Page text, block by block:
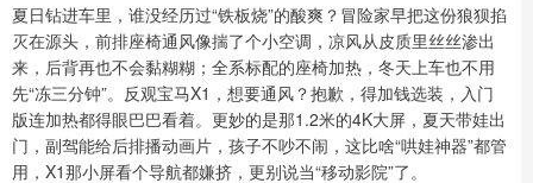
夏日钻进车里，谁没经历过“铁板烧”的酸爽？冒险家早把这份狼狈掐
灭在源头，前排座椅通风像揣了个小空调，凉风从皮质里丝丝渗出
来，后背再也不会黏糊糊；全系标配的座椅加热，冬天上车也不用
先“冻三分钟”。反观宝马X1，想要通风？抱歉，得加钱选装，入门
版连加热都得眼巴巴看着。更妙的是那1.2米的4K大屏，夏天带娃出
门，副驾能给后排播动画片，孩子不吵不闹，这比啥“哄娃神器”都管
用，X1那小屏看个导航都嫌挤，更别说当“移动影院”了。